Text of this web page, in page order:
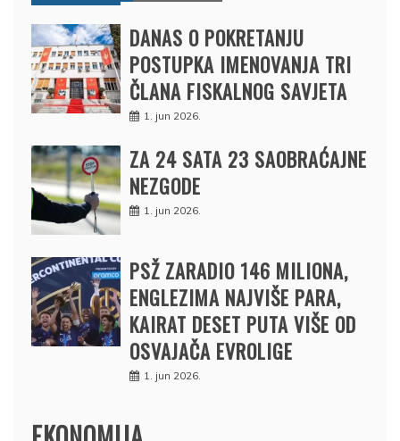
DANAS O POKRETANJU
POSTUPKA IMENOVANJA TRI
ČLANA FISKALNOG SAVJETA
1. jun 2026.
ZA 24 SATA 23 SAOBRAĆAJNE
NEZGODE
1. jun 2026.
PSŽ ZARADIO 146 MILIONA,
ENGLEZIMA NAJVIŠE PARA,
KAIRAT DESET PUTA VIŠE OD
OSVAJAČA EVROLIGE
1. jun 2026.